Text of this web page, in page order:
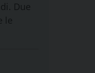
Due
le